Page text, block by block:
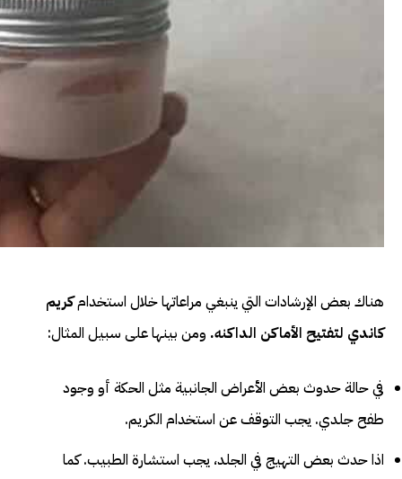
هناك بعض الإرشادات التي ينبغي مراعاتها خلال استخدامكريم
كاندي لتفتيح الأماكن الداكنه. ومن بينها على سبيل المثال:
في حالة حدوث بعض الأعراض الجانبية مثل الحكة أو وجود
طفح جلدي. يجب التوقف عن استخدام الكريم.
اذا حدث بعض التهيج في الجلد، يجب استشارة الطبيب. كما